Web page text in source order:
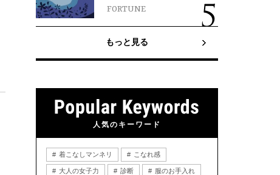
FORTUNE
もっと見る
人気のキーワード
着こなしマンネリ こなれ感
大人の女子力 診断 服のお手入れ